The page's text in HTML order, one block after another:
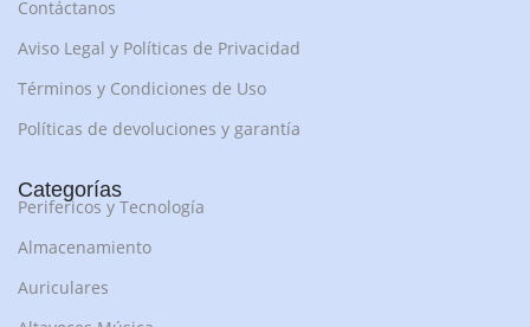
Contáctanos
Aviso Legal y Políticas de Privacidad
Términos y Condiciones de Uso
Políticas de devoluciones y garantía
Categorías
Perifericos y Tecnología
Almacenamiento
Auriculares